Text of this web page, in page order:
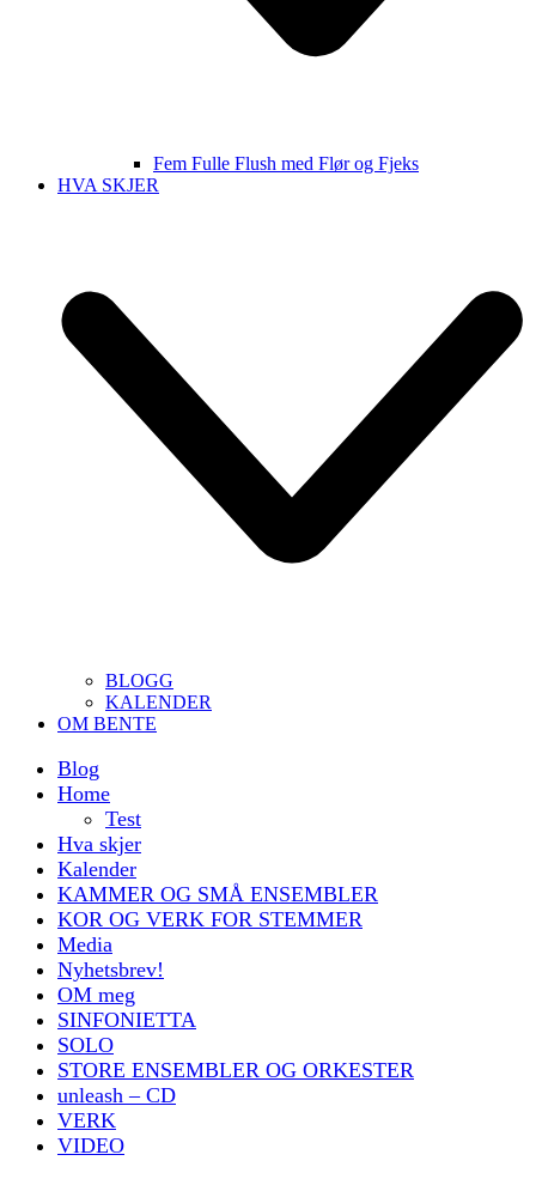
Fem Fulle Flush med Flør og Fjeks
HVA SKJER
BLOGG
KALENDER
OM BENTE
Blog
Home
Test
Hva skjer
Kalender
KAMMER OG SMÅ ENSEMBLER
KOR OG VERK FOR STEMMER
Media
Nyhetsbrev!
OM meg
SINFONIETTA
SOLO
STORE ENSEMBLER OG ORKESTER
unleash – CD
VERK
VIDEO